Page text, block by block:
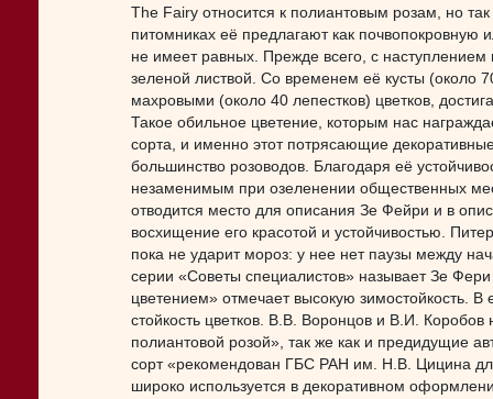
The Fairy относится к полиантовым розам, но
питомниках её предлагают как
не имеет равных. Прежде всего, с
зеленой листвой. Со временем её кусты (около
махровыми (около 40 лепестков) цветков,
Такое обильное цветение, которым нас
сорта, и именно этот потрясающие
большинство розоводов. Благодаря её
незаменимым при озеленении общественных
отводится место для описания Зе Фейри и в
восхищение его красотой и устойчивостью.
пока не ударит мороз: у нее нет паузы между
серии «Советы специалистов» называет Зе
цветением» отмечает высокую зимостойкость. В
стойкость цветков. В.В. Воронцов и В.И.
полиантовой розой», так же как и предидущие
сорт «рекомендован ГБС РАН им. Н.В. Цицина
широко используется в декоративном